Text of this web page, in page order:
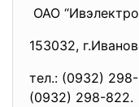
ОАО
153032,
тел.: (0932)
(0932) 298-822.